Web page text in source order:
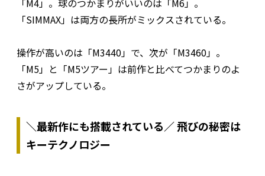
「SIMMAX」は両方の長所がミックスされている。
操作が高いのは「M3440」で、次が「M3460」。
「M5」と「M5ツアー」は前作と比べてつかまりのよ
さがアップしている。
＼最新作にも搭載されている／ 飛びの秘密は
キーテクノロジー